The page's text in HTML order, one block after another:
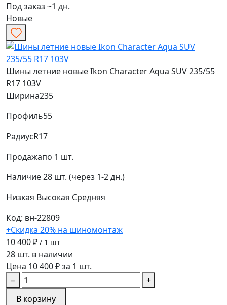
Под заказ ~1 дн.
Новые
Шины летние новые Ikon Character Aqua SUV 235/55
R17 103V
Ширина235
Профиль55
РадиусR17
Продажапо 1 шт.
Наличие28 шт. (через 1-2 дн.)
Низкая Высокая Средняя
Код: вн-22809
+Скидка 20% на шиномонтаж
10 400 ₽ / 1 шт
28 шт. в наличии
Цена 10 400 ₽ за 1 шт.
−
+
В корзину